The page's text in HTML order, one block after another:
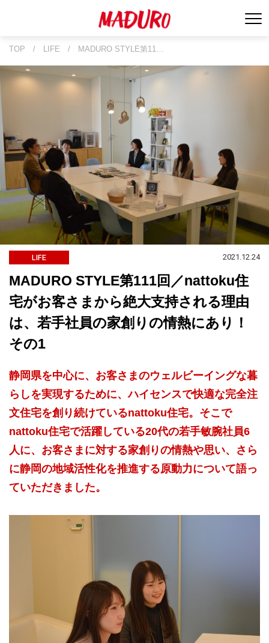
TOP / LIFE / MADURO STYLE第11…
LIFE 2021.12.24
MADURO STYLE第111回／nattoku住
宅がお客さまから絶大支持される理由
は、若手社員の家創りの情熱にあり！
その1
静岡県を中心に、お客さまのウェルビーイングな暮
らしを実現するために、ハイセンスで快適な完全注
文住宅を創り続けているnattoku住宅。そこで
nattoku住宅で活躍している20代の若手敏腕社員6
人に、お客さまに対する家創りの情熱や思い、さら
に静岡の地域活性化を推進する原動力について語っ
ていただきました。